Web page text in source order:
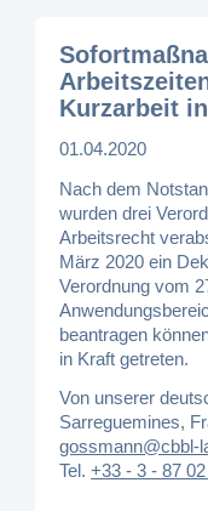
Kurzarbeit
01.04.2020
Nach dem
wurden drei
Arbeitsrecht
März 2020 ein
Verordnung vom
beantragen
in Kraft getreten.
Von unserer
Sarreguemines,
gossmann@cbbl-
Tel.+33 - 3 - 87